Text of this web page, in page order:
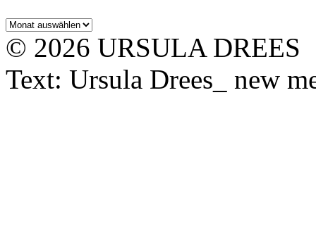
Archiv
© 2026 URSULA DREES
Text: Ursula Drees_ new